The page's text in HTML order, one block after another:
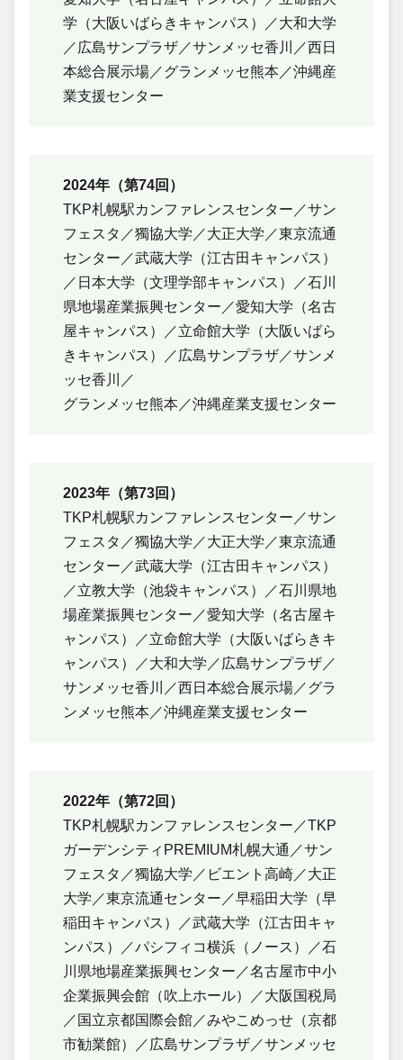
学（大阪いばらきキャンパス）／大和大学
／広島サンプラザ／サンメッセ香川／西日
本総合展示場／グランメッセ熊本／沖縄産
業支援センター
2024年（第74回）
TKP札幌駅カンファレンスセンター／サン
フェスタ／獨協大学／大正大学／東京流通
センター／武蔵大学（江古田キャンパス）
／日本大学（文理学部キャンパス）／石川
県地場産業振興センター／愛知大学（名古
屋キャンパス）／立命館大学（大阪いばら
きキャンパス）／広島サンプラザ／サンメ
ッセ香川／
グランメッセ熊本／沖縄産業支援センター
2023年（第73回）
TKP札幌駅カンファレンスセンター／サン
フェスタ／獨協大学／大正大学／東京流通
センター／武蔵大学（江古田キャンパス）
／立教大学（池袋キャンパス）／石川県地
場産業振興センター／愛知大学（名古屋キ
ャンパス）／立命館大学（大阪いばらきキ
ャンパス）／大和大学／広島サンプラザ／
サンメッセ香川／西日本総合展示場／グラ
ンメッセ熊本／沖縄産業支援センター
2022年（第72回）
TKP札幌駅カンファレンスセンター／TKP
ガーデンシティPREMIUM札幌大通／サン
フェスタ／獨協大学／ビエント高崎／大正
大学／東京流通センター／早稲田大学（早
稲田キャンパス）／武蔵大学（江古田キャ
ンパス）／パシフィコ横浜（ノース）／石
川県地場産業振興センター／名古屋市中小
企業振興会館（吹上ホール）／大阪国税局
／国立京都国際会館／みやこめっせ（京都
市勧業館）／広島サンプラザ／サンメッセ